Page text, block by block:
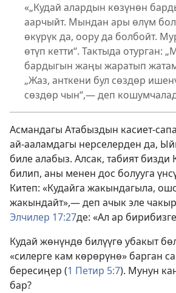
«„Кудай алардын көзүнөн
аарчыйт. Мындан ары өлүм
өкүрүк да, оору да болбойт.
өтүп кетти“. Тактыда отурган:
бардыгын жаңы жаратып
„Жаз, анткени бул сөздөр
сөздөр чын“,— деп
Асмандагы Атабыздын касиет-
ай-ааламдагы нерселерден да,
биле алабыз. Алсак, табият
билип, аны менен дос болууга
Китеп: «Кудайга жакындагыла,
жакындайт»,— деп ачык эле
Элчилер 17:27де: «Ал ар
Кудай жөнүндө билүүгө убакыт
«силерге кам көрөрүнө» барган
бересиңер (1 Петир 5:7). Мунун
бар?